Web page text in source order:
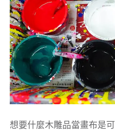
想要什麼木雕品當畫布是